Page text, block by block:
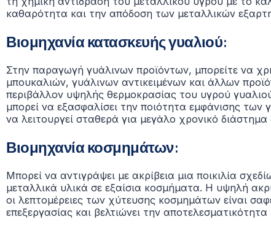
καθαρότητα και την απόδοση των μεταλλικών
Βιομηχανία κατασκευής γυαλιού:
Στην παραγωγή γυάλινων προϊόντων, μπορείτε να
μπουκαλιών, γυάλινων αντικειμένων και άλλων
περιβάλλον υψηλής θερμοκρασίας του υγρού
μπορεί να εξασφαλίσει την ποιότητα εμφάνισης των
να λειτουργεί σταθερά για μεγάλο χρονικό
Βιομηχανία κοσμημάτων:
Μπορεί να αντιγράψει με ακρίβεια μια ποικιλία
μεταλλικά υλικά σε εξαίσια κοσμήματα. Η υψηλή
οι λεπτομέρειες των χύτευσης κοσμημάτων είναι
επεξεργασίας και βελτιώνει την